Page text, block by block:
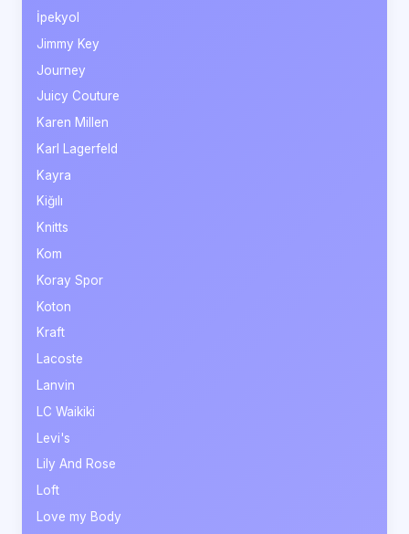
İpekyol
Jimmy Key
Journey
Juicy Couture
Karen Millen
Karl Lagerfeld
Kayra
Kiğılı
Knitts
Kom
Koray Spor
Koton
Kraft
Lacoste
Lanvin
LC Waikiki
Levi's
Lily And Rose
Loft
Love my Body